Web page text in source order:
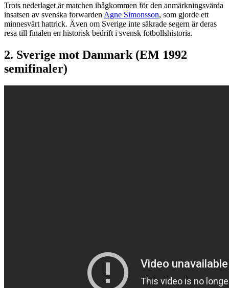
Trots nederlaget är matchen ihågkommen för den anmärkningsvärda
insatsen av svenska forwarden Agne Simonsson, som gjorde ett
minnesvärt hattrick. Även om Sverige inte säkrade segern är deras
resa till finalen en historisk bedrift i svensk fotbollshistoria.
2. Sverige mot Danmark (EM 1992
semifinaler)